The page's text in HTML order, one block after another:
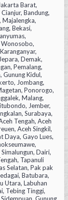
Barat,
Bandung,
Majalengka,
Bekasi,
Wonosobo,
Demak,
Pemalang,
Gunung Kidul,
Jombang,
Ponorogo,
Malang,
Jember,
Surabaya,
Tengah, Aceh
Aceh Singkil,
Daya, Gayo Lues,
Dairi,
Tapanuli
Selatan, Pak pak
Batubara,
Utara, Labuhan
Tebing Tinggi,
Gunung